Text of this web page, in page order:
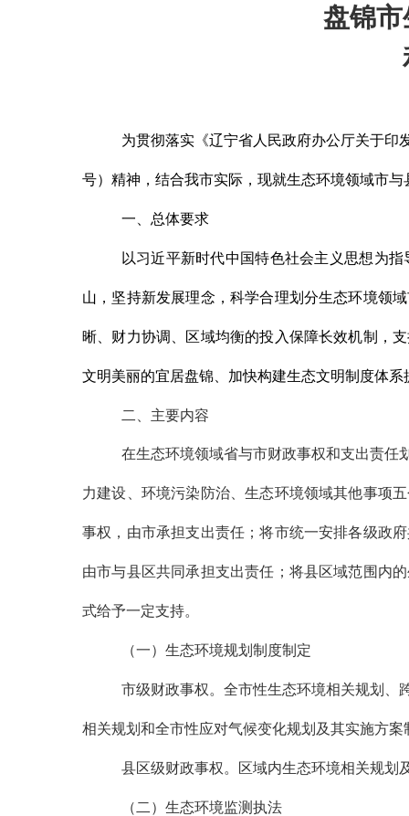
盘锦
为贯彻落实《辽宁省人民政府办公厅关于印
号）精神，结合我市实际，现就生态环境领域市
一、总体要求
以习近平新时代中国特色社会主义思想为
山，坚持新发展理念，科学合理划分生态环境领
晰、财力协调、区域均衡的投入保障长效机制，
文明美丽的宜居盘锦、加快构建生态文明制度体系
二、主要内容
在生态环境领域省与市财政事权和支出责任
力建设、环境污染防治、生态环境领域其他事项
事权，由市承担支出责任；将市统一安排各级政
由市与县区共同承担支出责任；将县区域范围内
式给予一定支持。
（一）生态环境规划制度制定
市级财政事权。全市性生态环境相关规划、
相关规划和全市性应对气候变化规划及其实施方案
县区级财政事权。区域内生态环境相关规划
（二）生态环境监测执法